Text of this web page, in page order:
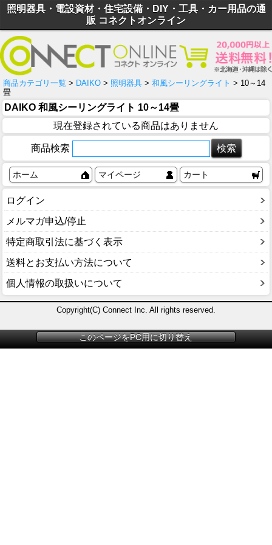
照明器具・電設資材・住宅設備・DIY・工具・カー用品の通
販 コネクトオンライン
商品カテゴリ一覧 > DAIKO > 照明器具 > 和風シーリングライト > 10～14
畳
DAIKO 和風シーリングライト 10～14畳
現在登録されている商品はありません
商品検索
ホーム マイページ カート
ログイン
メルマガ申込/停止
特定商取引法に基づく表示
送料とお支払い方法について
個人情報の取扱いについて
Copyright(C) Connect Inc. All rights reserved.
このページをPC用に切り替え